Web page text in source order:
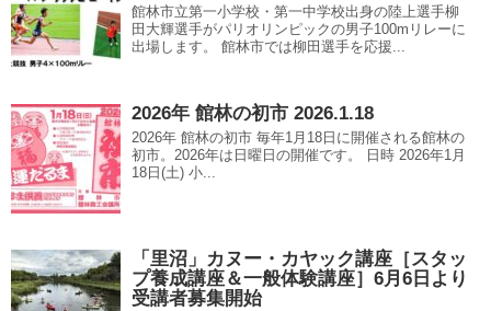
館林市立第一小学校・第一中学校出身の陸上選手柳
田大輝選手がパリオリンピックの男子100mリレーに
出場します。 館林市では柳田選手を応援...
2026年 館林の初市 2026.1.18
2026年 館林の初市 毎年1月18日に開催される館林の
初市。2026年は日曜日の開催です。 日時 2026年1月
18日(土) 小...
「里沼」カヌー・カヤック講座［スタッ
プ養成講座＆一般体験講座］6月6日より
受講者募集開始